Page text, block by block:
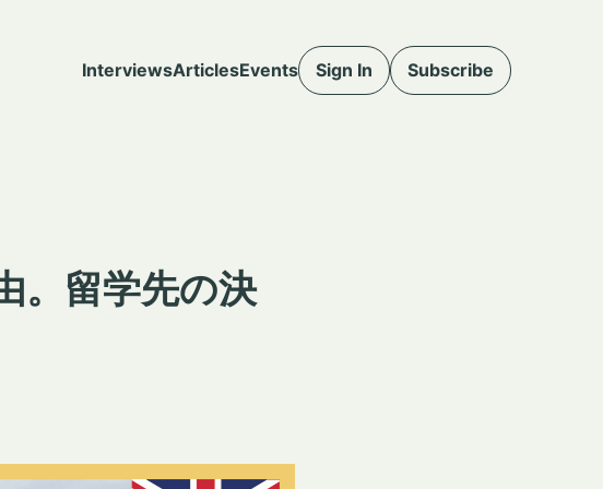
InterviewsArticlesEvents Sign In Subscribe
。留学先の決